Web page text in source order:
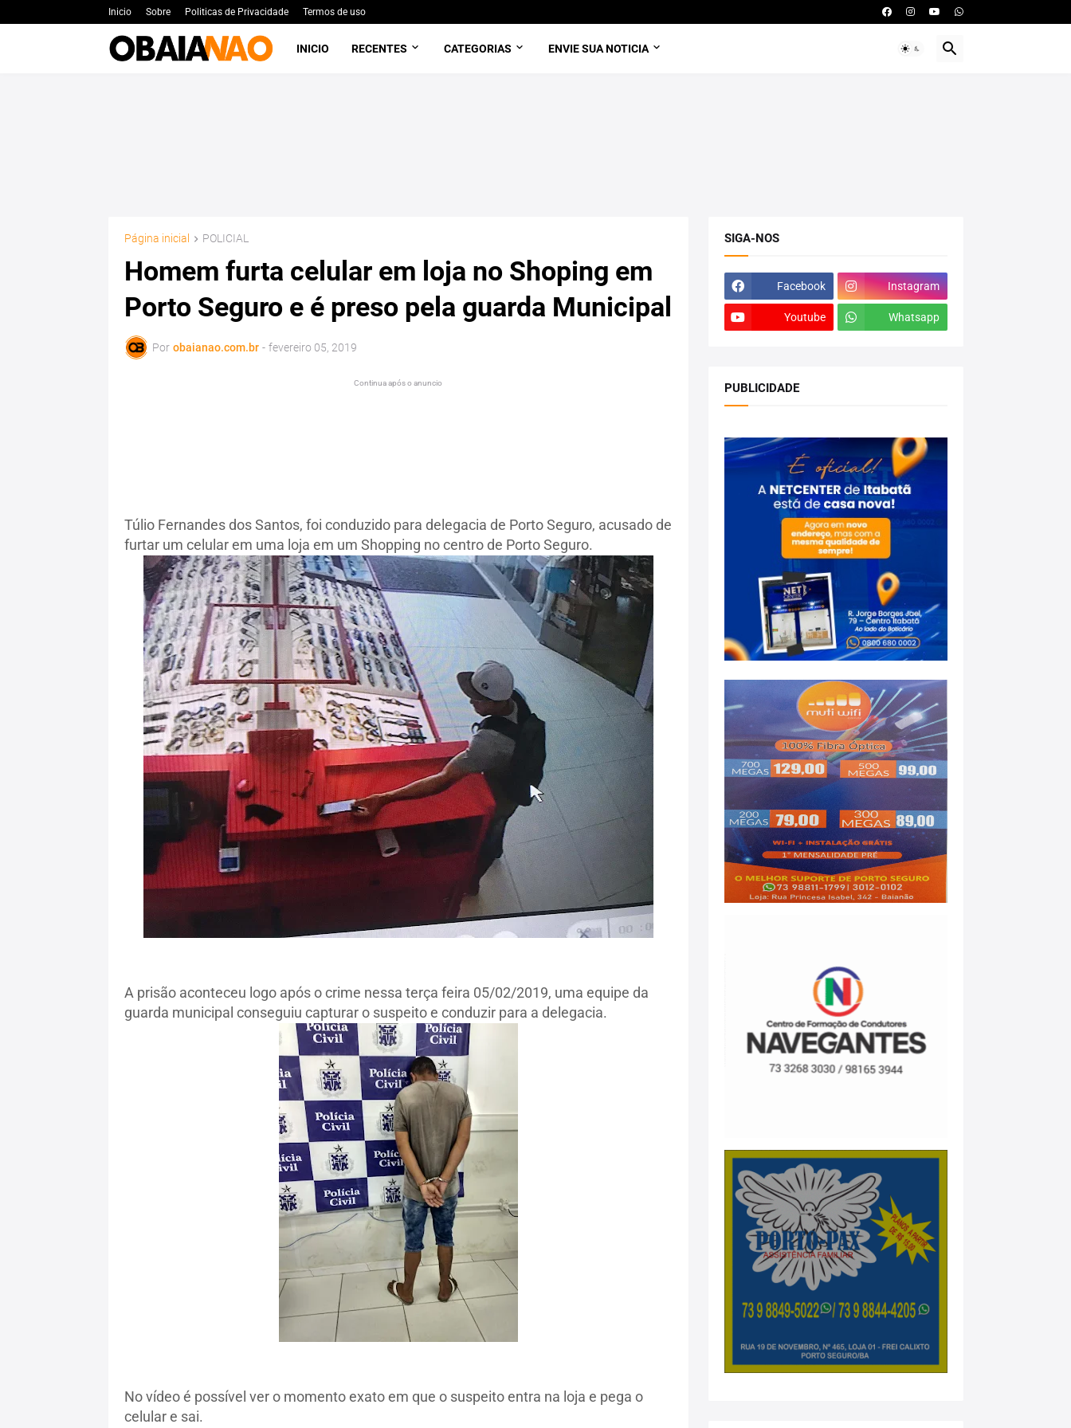
Inicio Sobre Politicas de Privacidade Termos de uso
INICIO RECENTES CATEGORIAS ENVIE SUA NOTICIA
Página inicial POLICIAL
Homem furta celular em loja no Shoping em
Porto Seguro e é preso pela guarda Municipal
Por obaianao.com.br - fevereiro 05, 2019
Continua após o anuncio
Túlio Fernandes dos Santos, foi conduzido para delegacia de Porto Seguro, acusado de
furtar um celular em uma loja em um Shopping no centro de Porto Seguro.
A prisão aconteceu logo após o crime nessa terça feira 05/02/2019, uma equipe da
guarda municipal conseguiu capturar o suspeito e conduzir para a delegacia.
No vídeo é possível ver o momento exato em que o suspeito entra na loja e pega o
celular e sai.
SIGA-NOS
Facebook Instagram
Youtube Whatsapp
PUBLICIDADE